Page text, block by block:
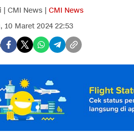
| CMI News | CMI News
10 Maret 2024 22:53